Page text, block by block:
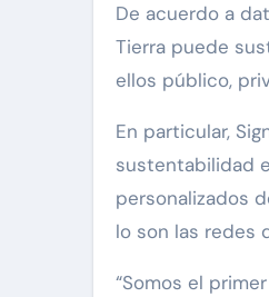
De acuerdo a datos oficiales, en el año 2022, los seres humanos utilizamos 1,7 veces los recursos que la
Tierra puede
ellos público,
En particular,
sustentabilidad
personalizados
lo son las redes
“Somos el